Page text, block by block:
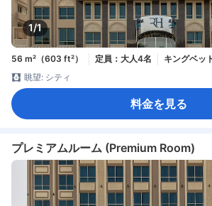
1/1
56 m²（603 ft²） 定員：大人4名
キングベッ
眺望: シティ
料金を見る
プレミアムルーム (Premium Room)